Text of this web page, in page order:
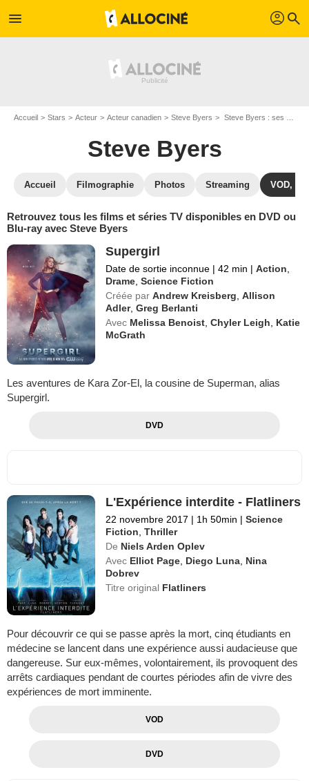
menu profil search
Accueil Stars Acteur Acteur canadien Steve Byers Steve Byers : ses Blu-Ray, DVD, VOD, SVOD
Steve Byers
Accueil Filmographie Photos Streaming VOD,
Retrouvez tous les films et séries TV disponibles en DVD ou
Blu-ray avec Steve Byers
Supergirl
Date de sortie inconnue | 42 min | Action
Drame ,Science Fiction
Créée par Andrew Kreisberg ,Allison
Adler,Greg Berlanti
Avec Melissa Benoist ,Chyler Leigh
Katie
McGrath
Les aventures de Kara Zor-El, la cousine de Superman, alias
Supergirl.
DVD
L'Expérience interdite - Flatliners
22 novembre 2017 | 1h 50min | Science
Fiction ,Thriller
De Niels Arden Oplev
Avec Elliot Page Diego Luna Nina
Dobrev
Titre original Flatliners
Pour découvrir ce qui se passe après la mort, cinq étudiants en
médecine se lancent dans une expérience aussi audacieuse que
dangereuse. Sur eux-mêmes, volontairement, ils provoquent des
arrêts cardiaques pendant de courtes périodes afin de vivre des
expériences de mort imminente.
VOD
DVD